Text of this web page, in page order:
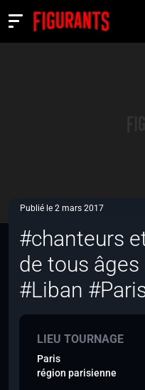
Actualités
Publié le 2 mars 2017
#chanteurs
de tous
#Liban
LIEU TOURNAGE
Paris
région parisienne